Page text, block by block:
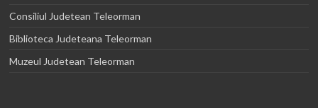
Consiliul Judetean Teleorman
Biblioteca Judeteana Teleorman
Muzeul Judetean Teleorman